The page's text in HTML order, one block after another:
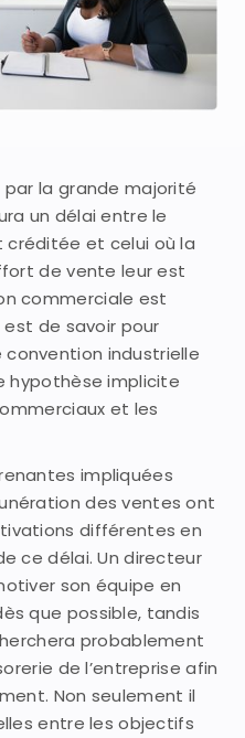
la grande majorité
un délai entre le
et celui où la
de vente leur est
commerciale est
de savoir pour
industrielle
hypothèse implicite
et les
impliquées
des ventes ont
différentes en
ce délai. Un directeur
son équipe en
que possible, tandis
probablement
de l’entreprise afin
Non seulement il
entre les objectifs